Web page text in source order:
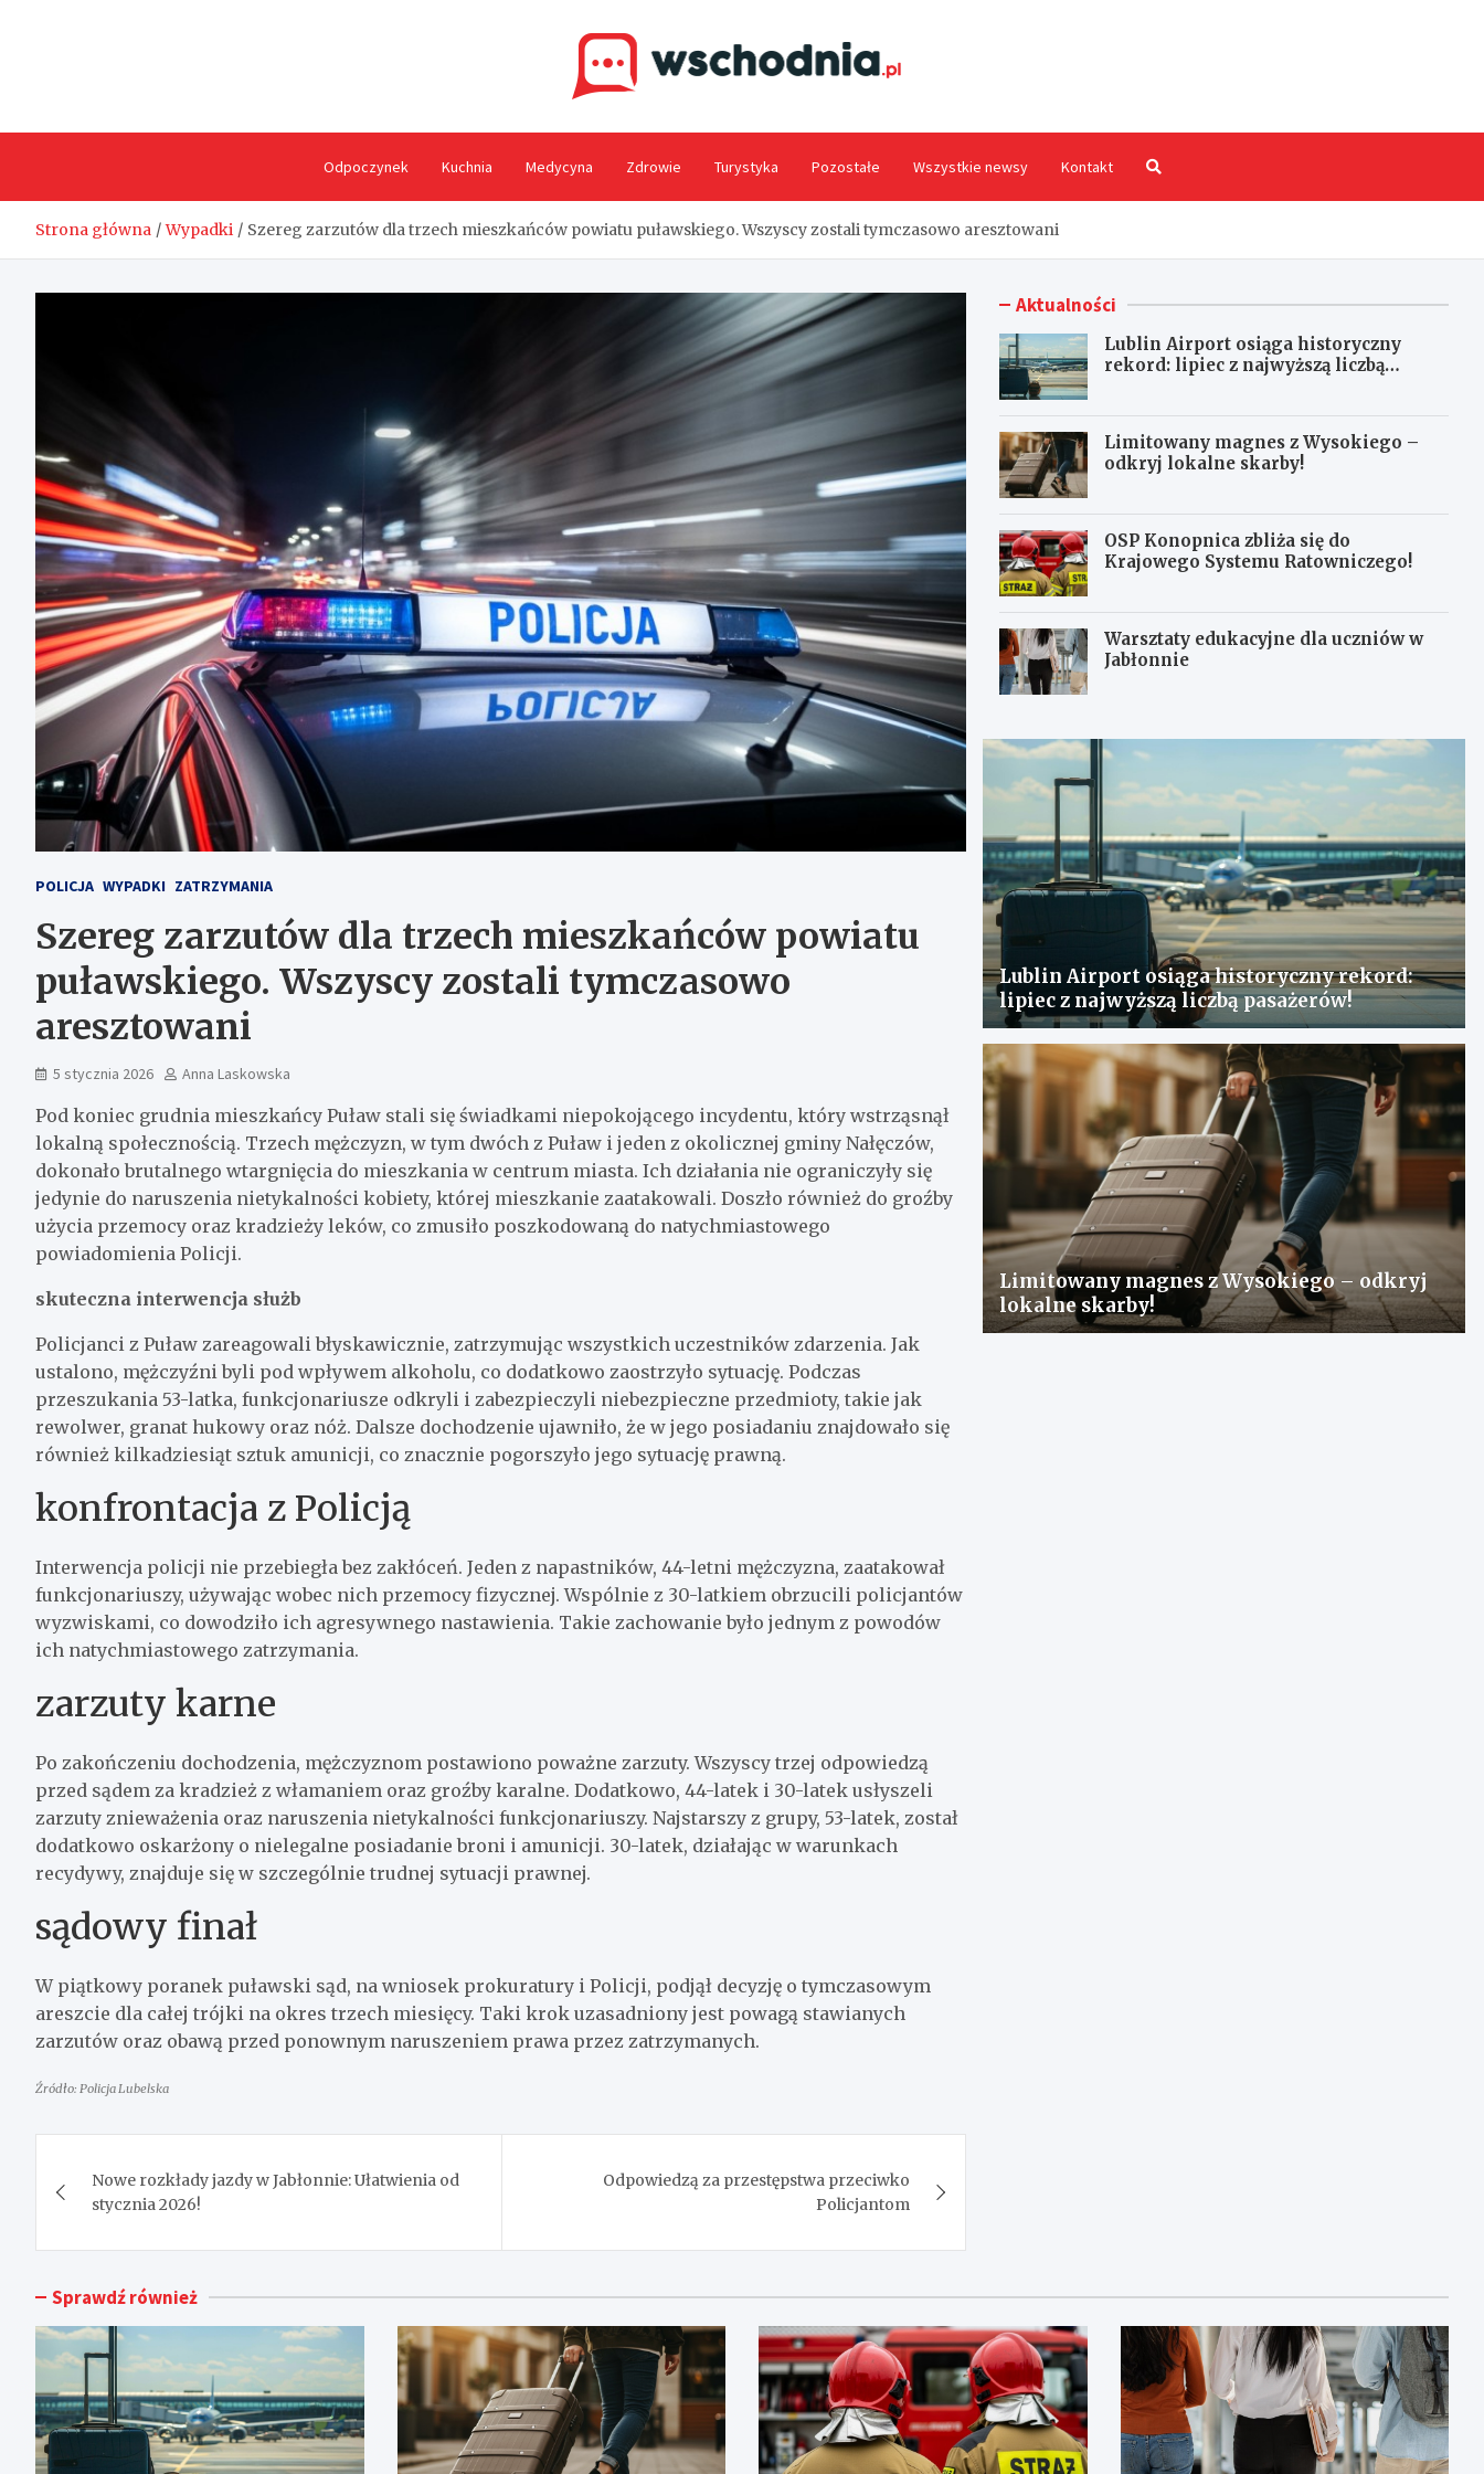
Odpoczynek Kuchnia Medycyna Zdrowie Turystyka Pozostałe Wszystkie newsy Kontakt
Strona główna Wypadki Szereg zarzutów dla trzech mieszkańców powiatu puławskiego. Wszyscy zostali tymczasowo aresztowani
POLICJA WYPADKI ZATRZYMANIA
Szereg zarzutów dla trzech mieszkańców powiatu
puławskiego. Wszyscy zostali tymczasowo
aresztowani
5 stycznia 2026 Anna Laskowska
Pod koniec grudnia mieszkańcy Puław stali się świadkami niepokojącego incydentu, który wstrząsnął
lokalną społecznością. Trzech mężczyzn, w tym dwóch z Puław i jeden z okolicznej gminy Nałęczów,
dokonało brutalnego wtargnięcia do mieszkania w centrum miasta. Ich działania nie ograniczyły się
jedynie do naruszenia nietykalności kobiety, której mieszkanie zaatakowali. Doszło również do groźby
użycia przemocy oraz kradzieży leków, co zmusiło poszkodowaną do natychmiastowego
powiadomienia Policji.
skuteczna interwencja służb
Policjanci z Puław zareagowali błyskawicznie, zatrzymując wszystkich uczestników zdarzenia. Jak
ustalono, mężczyźni byli pod wpływem alkoholu, co dodatkowo zaostrzyło sytuację. Podczas
przeszukania 53-latka, funkcjonariusze odkryli i zabezpieczyli niebezpieczne przedmioty, takie jak
rewolwer, granat hukowy oraz nóż. Dalsze dochodzenie ujawniło, że w jego posiadaniu znajdowało się
również kilkadziesiąt sztuk amunicji, co znacznie pogorszyło jego sytuację prawną.
konfrontacja z Policją
Interwencja policji nie przebiegła bez zakłóceń. Jeden z napastników, 44-letni mężczyzna, zaatakował
funkcjonariuszy, używając wobec nich przemocy fizycznej. Wspólnie z 30-latkiem obrzucili policjantów
wyzwiskami, co dowodziło ich agresywnego nastawienia. Takie zachowanie było jednym z powodów
ich natychmiastowego zatrzymania.
zarzuty karne
Po zakończeniu dochodzenia, mężczyznom postawiono poważne zarzuty. Wszyscy trzej odpowiedzą
przed sądem za kradzież z włamaniem oraz groźby karalne. Dodatkowo, 44-latek i 30-latek usłyszeli
zarzuty znieważenia oraz naruszenia nietykalności funkcjonariuszy. Najstarszy z grupy, 53-latek, został
dodatkowo oskarżony o nielegalne posiadanie broni i amunicji. 30-latek, działając w warunkach
recydywy, znajduje się w szczególnie trudnej sytuacji prawnej.
sądowy finał
W piątkowy poranek puławski sąd, na wniosek prokuratury i Policji, podjął decyzję o tymczasowym
areszcie dla całej trójki na okres trzech miesięcy. Taki krok uzasadniony jest powagą stawianych
zarzutów oraz obawą przed ponownym naruszeniem prawa przez zatrzymanych.
Źródło: Policja Lubelska
wpisu
Nowe rozkłady jazdy w Jabłonnie: Ułatwienia od
stycznia 2026!
Odpowiedzą za przestępstwa przeciwko
Policjantom
Aktualności
Lublin Airport osiąga historyczny
rekord: lipiec z najwyższą liczbą
Limitowany magnes z Wysokiego –
odkryj lokalne skarby!
OSP Konopnica zbliża się do
Krajowego Systemu Ratowniczego!
Warsztaty edukacyjne dla uczniów w
Jabłonnie
Lublin Airport osiąga historyczny rekord:
lipiec z najwyższą liczbą pasażerów!
Limitowany magnes z Wysokiego – odkryj
lokalne skarby!
Sprawdź również